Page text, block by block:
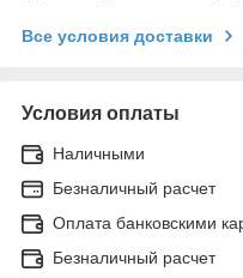
Все условия доставки
Условия оплаты
Наличными
Безналичный расчет
Оплата банковскими
Безналичный расчет